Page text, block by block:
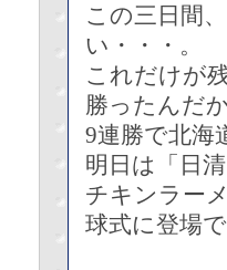
この三日間
い・・・。
これだけが
勝ったんだ
9連勝で北海
明日は「日
チキンラー
球式に登場